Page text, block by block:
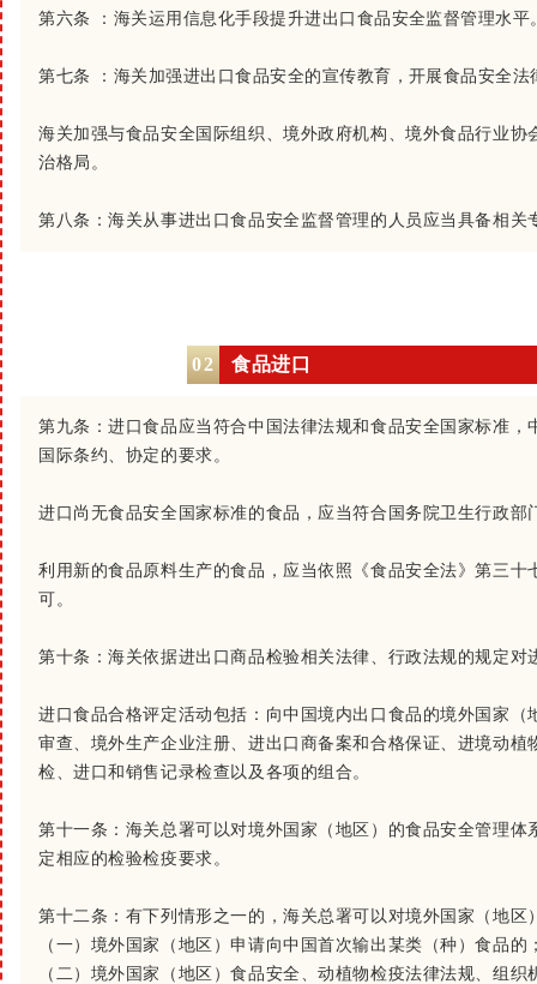
第六条 ： 海关运用信息化手段提升进出口食品安全监督管理水平
第七条 ： 海关加强进出口食品安全的宣传教育，开展食品安全
海关加强与食品安全国际组织、境外政府机构、境外食品行业
治格局。
第八条：海关从事进出口食品安全监督管理的人员应当具备相关
02 食品进口
第九条：进口食品应当符合中国法律法规和食品安全国家标准
国际条约、协定的要求。
进口尚无食品安全国家标准的食品，应当符合国务院卫生行政
利用新的食品原料生产的食品，应当依照《食品安全法》第三
可。
第十条：海关依据进出口商品检验相关法律、行政法规的规定对
进口食品合格评定活动包括：向中国境内出口食品的境外国家
审查、境外生产企业注册、进出口商备案和合格保证、进境动
检、进口和销售记录检查以及各项的组合。
第十一条： 海关总署可以对境外国家（地区）的食品安全管理
定相应的检验检疫要求。
第十二条： 有下列情形之一的，海关总署可以对境外国家（地区
（一）境外国家（地区）申请向中国首次输出某类（种）食品的
（二）境外国家（地区）食品安全、动植物检疫法律法规、组